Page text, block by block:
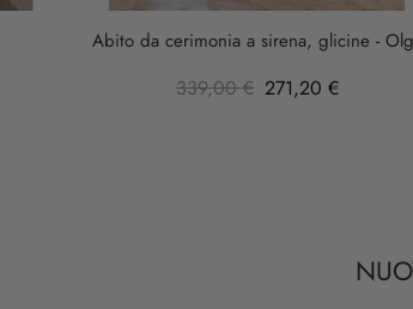
Abito da cerimonia a sirena, glicine -
339,00 € 271,20 €